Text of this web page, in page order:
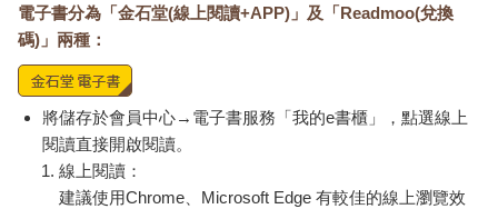
電子書分為「金石堂(線上閱讀+APP)」及「Readmoo(兌換
碼)」兩種：
將儲存於會員中心→電子書服務「我的e書櫃」，點選線上
閱讀直接開啟閱讀。
線上閱讀：
建議使用Chrome、Microsoft Edge 有較佳的線上瀏覽效